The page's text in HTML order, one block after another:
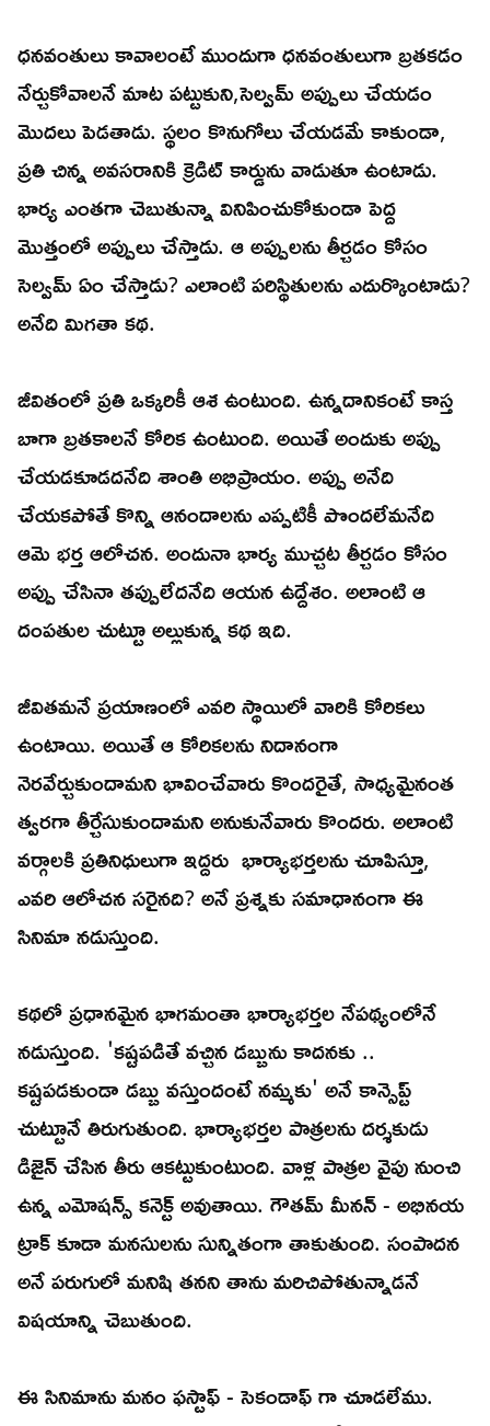
ధనవంతులు కావాలంటే ముందుగా ధనవంతులుగా బ్రతకడం
నేర్చుకోవాలనే మాట పట్టుకుని,సెల్వమ్ అప్పులు చేయడం
మొదలు పెడతాడు. స్థలం కొనుగోలు చేయడమే కాకుండా,
ప్రతి చిన్న అవసరానికి క్రెడిట్ కార్డును వాడుతూ ఉంటాడు.
భార్య ఎంతగా చెబుతున్నా వినిపించుకోకుండా పెద్ద
మొత్తంలో అప్పులు చేస్తాడు. ఆ అప్పులను తీర్చడం కోసం
సెల్వమ్ ఏం చేస్తాడు? ఎలాంటి పరిస్థితులను ఎదుర్కొంటాడు?
అనేది మిగతా కథ.
జీవితంలో ప్రతి ఒక్కరికీ ఆశ ఉంటుంది. ఉన్నదానికంటే కాస్త
బాగా బ్రతకాలనే కోరిక ఉంటుంది. అయితే అందుకు అప్పు
చేయడకూడదనేది శాంతి అభిప్రాయం. అప్పు అనేది
చేయకపోతే కొన్ని ఆనందాలను ఎప్పటికీ పొందలేమనేది
ఆమె భర్త ఆలోచన. అందునా భార్య ముచ్చట తీర్చడం కోసం
అప్పు చేసినా తప్పులేదనేది ఆయన ఉద్దేశం. అలాంటి ఆ
దంపతుల చుట్టూ అల్లుకున్న కథ ఇది.
జీవితమనే ప్రయాణంలో ఎవరి స్థాయిలో వారికి కోరికలు
ఉంటాయి. అయితే ఆ కోరికలను నిదానంగా
నెరవేర్చుకుందామని భావించేవారు కొందరైతే, సాధ్యమైనంత
త్వరగా తీర్చేసుకుందామని అనుకునేవారు కొందరు. అలాంటి
వర్గాలకి ప్రతినిధులుగా ఇద్దరు భార్యాభర్తలను చూపిస్తూ,
ఎవరి ఆలోచన సరైనది? అనే ప్రశ్నకు సమాధానంగా ఈ
సినిమా నడుస్తుంది.
కథలో ప్రధానమైన భాగమంతా భార్యాభర్తల నేపథ్యంలోనే
నడుస్తుంది. 'కష్టపడితే వచ్చిన డబ్బును కాదనకు ..
కష్టపడకుండా డబ్బు వస్తుందంటే నమ్మకు' అనే కాన్సెప్ట్
చుట్టూనే తిరుగుతుంది. భార్యాభర్తల పాత్రలను దర్శకుడు
డిజైన్ చేసిన తీరు ఆకట్టుకుంటుంది. వాళ్ల పాత్రల వైపు నుంచి
ఉన్న ఎమోషన్స్ కనెక్ట్ అవుతాయి. గౌతమ్ మీనన్ - అభినయ
ట్రాక్ కూడా మనసులను సున్నితంగా తాకుతుంది. సంపాదన
అనే పరుగులో మనిషి తనని తాను మరిచిపోతున్నాడనే
విషయాన్ని చెబుతుంది.
ఈ సినిమాను మనం ఫస్టాఫ్ - సెకండాఫ్ గా చూడలేము.